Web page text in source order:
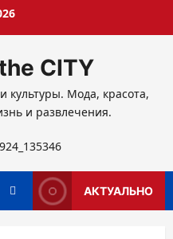
CITY
культуры. Мода, красота,
и развлечения.
АКТУАЛЬНО